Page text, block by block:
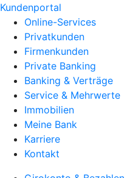
Kundenportal
Online-Services
Privatkunden
Firmenkunden
Private Banking
Banking & Verträge
Service & Mehrwerte
Immobilien
Meine Bank
Karriere
Kontakt